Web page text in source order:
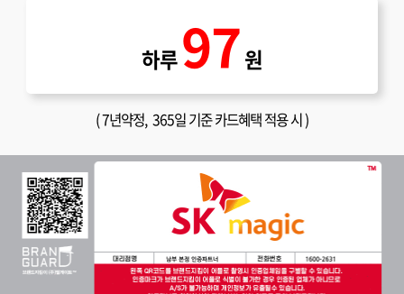
하루97원
(7년약정, 365일 기준 카드혜택 적용 시 )